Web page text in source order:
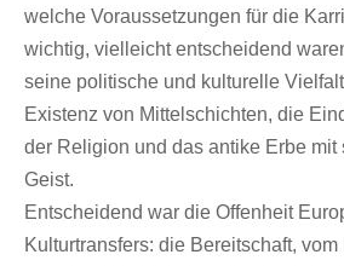
welche Voraussetzungen für die
wichtig, vielleicht entscheidend
seine politische und kulturelle
Existenz von Mittel schichten, die
der Religion und das antike Erbe mit
Geist.
Entscheidend war die Offenheit
Kulturtransfers: die Bereitschaft,